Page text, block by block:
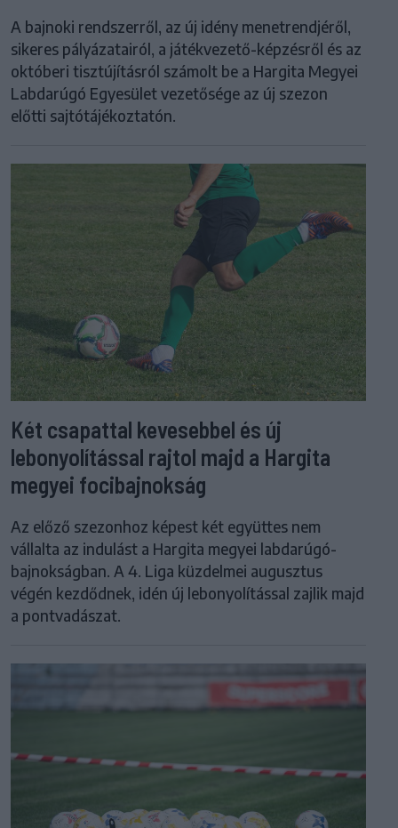
A bajnoki rendszerről, az új idény menetrendjéről,
sikeres pályázatairól, a játékvezető-képzésről és az
októberi tisztújításról számolt be a Hargita Megyei
Labdarúgó Egyesület vezetősége az új szezon
előtti sajtótájékoztatón.
Két csapattal kevesebbel és új
lebonyolítással rajtol majd a Hargita
megyei focibajnokság
Az előző szezonhoz képest két együttes nem
vállalta az indulást a Hargita megyei labdarúgó-
bajnokságban. A 4. Liga küzdelmei augusztus
végén kezdődnek, idén új lebonyolítással zajlik majd
a pontvadászat.